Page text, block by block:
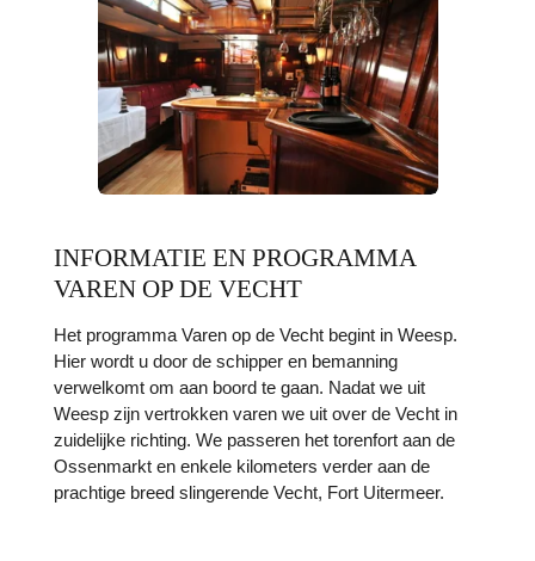
INFORMATIE EN PROGRAMMA
VAREN OP DE VECHT
Het programma Varen op de Vecht begint in Weesp.
Hier wordt u door de schipper en bemanning
verwelkomt om aan boord te gaan. Nadat we uit
Weesp zijn vertrokken varen we uit over de Vecht in
zuidelijke richting. We passeren het torenfort aan de
Ossenmarkt en enkele kilometers verder aan de
prachtige breed slingerende Vecht, Fort Uitermeer.